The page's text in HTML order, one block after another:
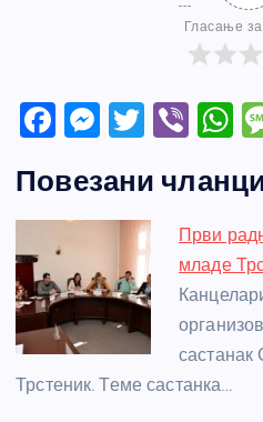
Гласање
F
c
e
b
o
o
M
ss
e
n
g
er
T
itt
er
Vi
er
s
A
p
p
Повезани
Први
младе
састанак
Трстеник. Теме састанка…